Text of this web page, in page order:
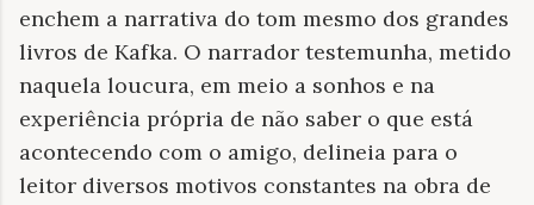
enchem a narrativa do tom mesmo dos grandes
livros de Kafka. O narrador testemunha, metido
naquela loucura, em meio a sonhos e na
experiência própria de não saber o que está
acontecendo com o amigo, delineia para o
leitor diversos motivos constantes na obra de